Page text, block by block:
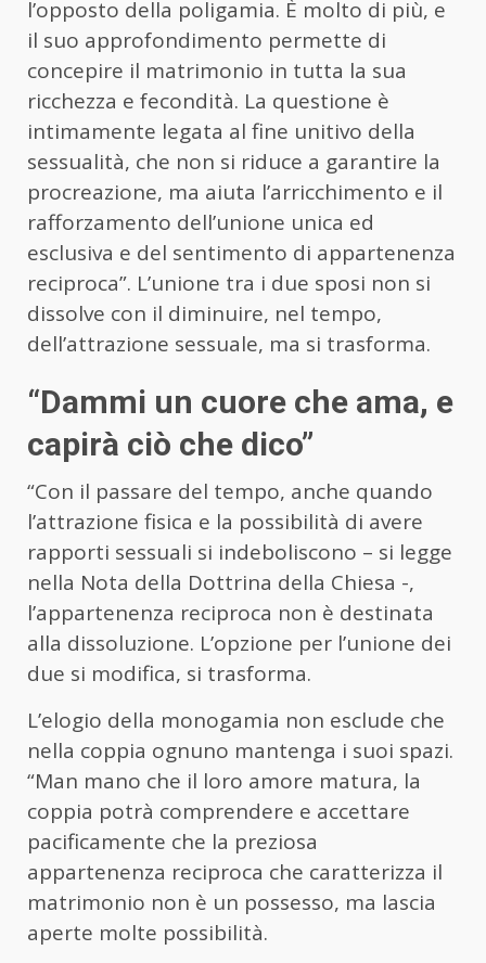
l’opposto della poligamia. È molto di più, e
il suo approfondimento permette di
concepire il matrimonio in tutta la sua
ricchezza e fecondità. La questione è
intimamente legata al fine unitivo della
sessualità, che non si riduce a garantire la
procreazione, ma aiuta l’arricchimento e il
rafforzamento dell’unione unica ed
esclusiva e del sentimento di appartenenza
reciproca”. L’unione tra i due sposi non si
dissolve con il diminuire, nel tempo,
dell’attrazione sessuale, ma si trasforma.
“Dammi un cuore che ama, e
capirà ciò che dico”
“Con il passare del tempo, anche quando
l’attrazione fisica e la possibilità di avere
rapporti sessuali si indeboliscono – si legge
nella Nota della Dottrina della Chiesa -,
l’appartenenza reciproca non è destinata
alla dissoluzione. L’opzione per l’unione dei
due si modifica, si trasforma.
L’elogio della monogamia non esclude che
nella coppia ognuno mantenga i suoi spazi.
“Man mano che il loro amore matura, la
coppia potrà comprendere e accettare
pacificamente che la preziosa
appartenenza reciproca che caratterizza il
matrimonio non è un possesso, ma lascia
aperte molte possibilità.